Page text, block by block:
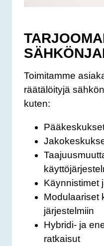
Toimitamme
räätälöityjä
kuten:
Käynnistimet
Modulaariset
järjestelmiin
Hybridi- ja
ratkaisut